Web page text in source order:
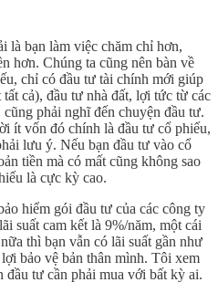
là bạn làm việc chăm chỉ hơn,
hơn. Chúng ta cũng nên bàn về
chỉ có đầu tư tài chính mới giúp
cả), đầu tư nhà đất, lợi tức từ các
phải nghĩ đến chuyện đầu tư.
ít vốn đó chính là đầu tư cổ phiếu,
lưu ý. Nếu bạn đầu tư vào cổ
tiền mà có mất cũng không sao
là cực kỳ cao.
hiểm gói đầu tư của các công ty
suất cam kết là 9%/năm, một cái
thì bạn vẫn có lãi suất gần như
bảo vệ bản thân mình. Tôi xem
đầu tư cần phải mua với bất kỳ ai.